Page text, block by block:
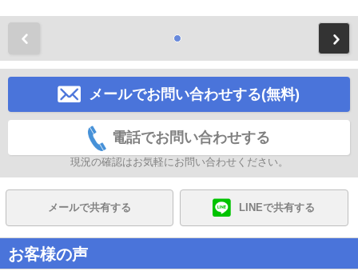
メールでお問い合わせする(無料)
電話でお問い合わせする
現況の確認はお気軽にお問い合わせください。
メールで共有する LINEで共有する
お客様の声